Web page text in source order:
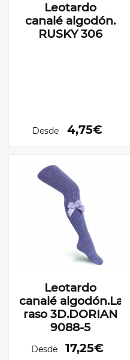
Leotardo
canalé algodón.
RUSKY 306
Desde 4,75€
Leotardo
canalé algodón.Lazo
raso 3D.DORIAN
9088-5
Desde 17,25€